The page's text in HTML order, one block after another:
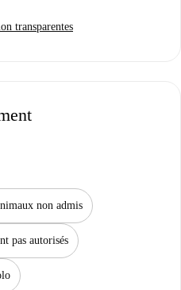
transparentes
non admis
pas autorisés